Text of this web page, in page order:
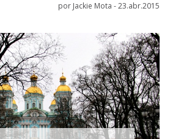
por Jackie Mota -23.abr.2015